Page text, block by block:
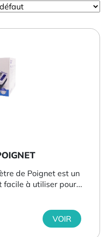
de Poignet est un
à utiliser pour...
VOIR